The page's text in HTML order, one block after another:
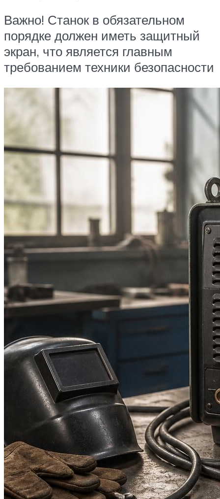
Важно! Станок в обязательном
порядке должен иметь защитный
экран, что является главным
требованием техники безопасности